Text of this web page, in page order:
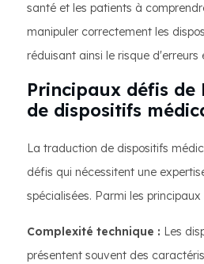
santé et les patients à
manipuler correctement les
réduisant ainsi le risque
Principaux défis
de dispositifs
La traduction de dispositifs
défis qui nécessitent une
spécialisées. Parmi les
Complexité technique : Les
présentent souvent des